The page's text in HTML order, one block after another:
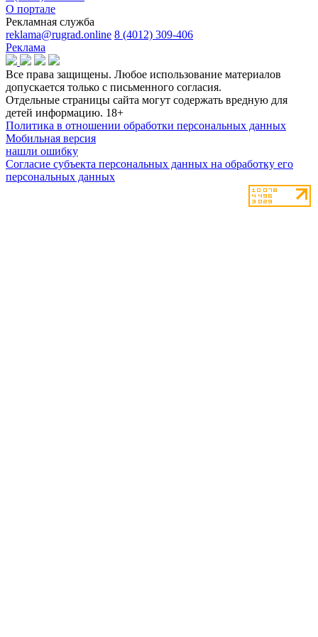
О портале
Рекламная служба
reklama@rugrad.online 8 (4012) 309-406
Реклама
Все права защищены. Любое использование материалов
допускается только с письменного согласия.
Отдельные страницы сайта могут содержать вредную для
детей информацию. 18+
Политика в отношении обработки персональных данных
Мобильная версия
нашли ошибку
Согласие субъекта персональных данных на обработку его
персональных данных